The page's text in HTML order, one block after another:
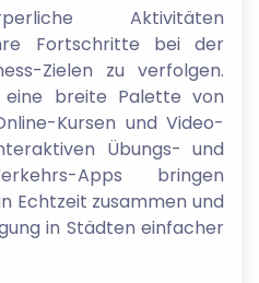
Aktivitäten
Fortschritte bei der
Zielen zu verfolgen.
eine breite Palette von
Kursen und Video-
Übungs- und
Apps bringen
Echtzeit zusammen und
in Städten einfacher